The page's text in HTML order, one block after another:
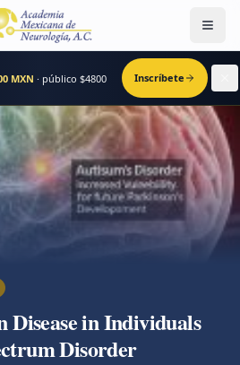
MXN · público $4800 Inscríbete
Disease in Individuals
Disorder